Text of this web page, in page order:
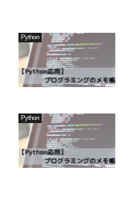
Python
Python